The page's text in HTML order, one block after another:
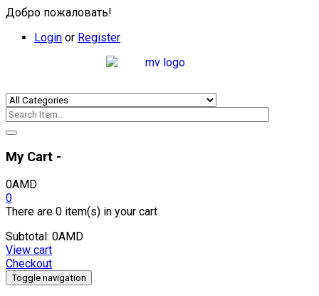
Добро пожаловать!
Login or Register
My Cart -
0AMD
0
There are 0 item(s) in your cart
Subtotal: 0AMD
View cart
Checkout
Toggle navigation